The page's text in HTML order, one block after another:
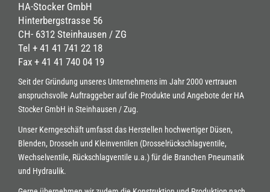
HA-Stocker GmbH
Hinterbergstrasse 56
CH- 6312 Steinhausen / ZG
Tel + 41 41 741 22 18
Fax + 41 41 740 04 19
Seit der Gründung unseres Unternehmens im Jahr 2000 vertrauen
anspruchsvolle Auftraggeber auf die Produkte und Angebote der HA
Stocker GmbH in Steinhausen / Zug.
Unser Kerngeschäft umfasst das Herstellen hochwertiger Düsen,
Blenden, Drosseln und Kleinventilen (Drosselrückschlagventile,
Wechselventile, Rückschlagventile u.a.) für die Branchen Pneumatik
und Hydraulik.